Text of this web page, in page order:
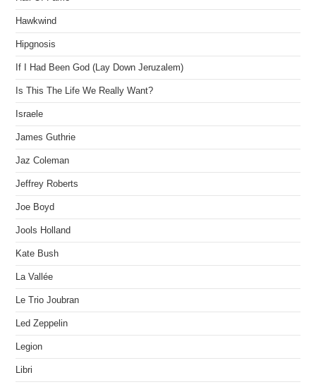
Hawkwind
Hipgnosis
If I Had Been God (Lay Down Jeruzalem)
Is This The Life We Really Want?
Israele
James Guthrie
Jaz Coleman
Jeffrey Roberts
Joe Boyd
Jools Holland
Kate Bush
La Vallée
Le Trio Joubran
Led Zeppelin
Legion
Libri